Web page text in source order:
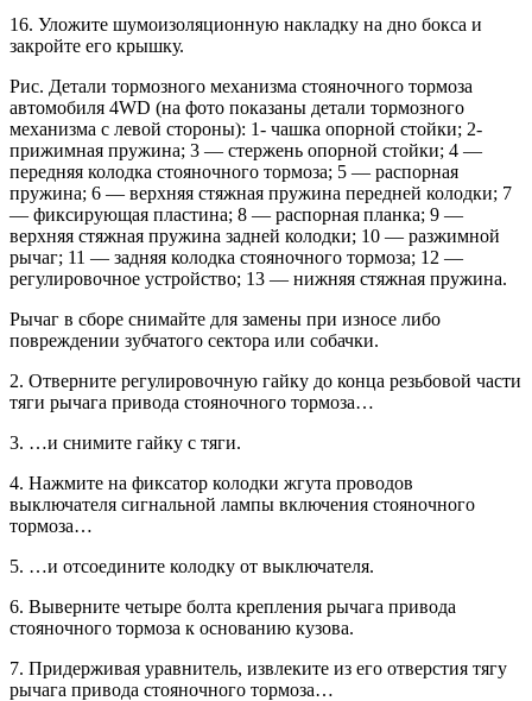
16. Уложите шумоизоляционную накладку на дно бокса и
закройте его крышку.
Рис. Детали тормозного механизма стояночного тормоза
автомобиля 4WD (на фото показаны детали тормозного
механизма с левой стороны): 1- чашка опорной стойки; 2-
прижимная пружина; 3 — стержень опорной стойки; 4 —
передняя колодка стояночного тормоза; 5 — распорная
пружина; 6 — верхняя стяжная пружина передней колодки; 7
— фиксирующая пластина; 8 — распорная планка; 9 —
верхняя стяжная пружина задней колодки; 10 — разжимной
рычаг; 11 — задняя колодка стояночного тормоза; 12 —
регулировочное устройство; 13 — нижняя стяжная пружина.
Рычаг в сборе снимайте для замены при износе либо
повреждении зубчатого сектора или собачки.
2. Отверните регулировочную гайку до конца резьбовой части
тяги рычага привода стояночного тормоза…
3. …и снимите гайку с тяги.
4. Нажмите на фиксатор колодки жгута проводов
выключателя сигнальной лампы включения стояночного
тормоза…
5. …и отсоедините колодку от выключателя.
6. Выверните четыре болта крепления рычага привода
стояночного тормоза к основанию кузова.
7. Придерживая уравнитель, извлеките из его отверстия тягу
рычага привода стояночного тормоза…